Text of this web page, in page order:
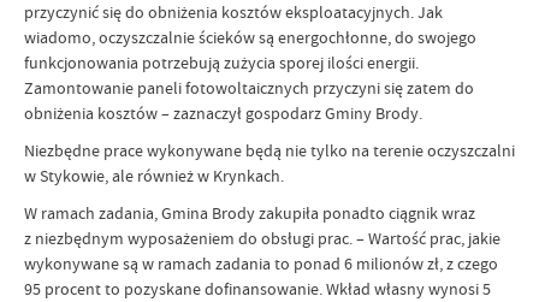
przyczynić się do obniżenia kosztów eksploatacyjnych. Jak
wiadomo, oczyszczalnie ścieków są energochłonne, do swojego
funkcjonowania potrzebują zużycia sporej ilości energii.
Zamontowanie paneli fotowoltaicznych przyczyni się zatem do
obniżenia kosztów – zaznaczył gospodarz Gminy Brody.
Niezbędne prace wykonywane będą nie tylko na terenie oczyszczalni
w Stykowie, ale również w Krynkach.
W ramach zadania, Gmina Brody zakupiła ponadto ciągnik wraz
z niezbędnym wyposażeniem do obsługi prac. – Wartość prac, jakie
wykonywane są w ramach zadania to ponad 6 milionów zł, z czego
95 procent to pozyskane dofinansowanie. Wkład własny wynosi 5